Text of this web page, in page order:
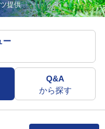
提供
ー
Q&A
から探す